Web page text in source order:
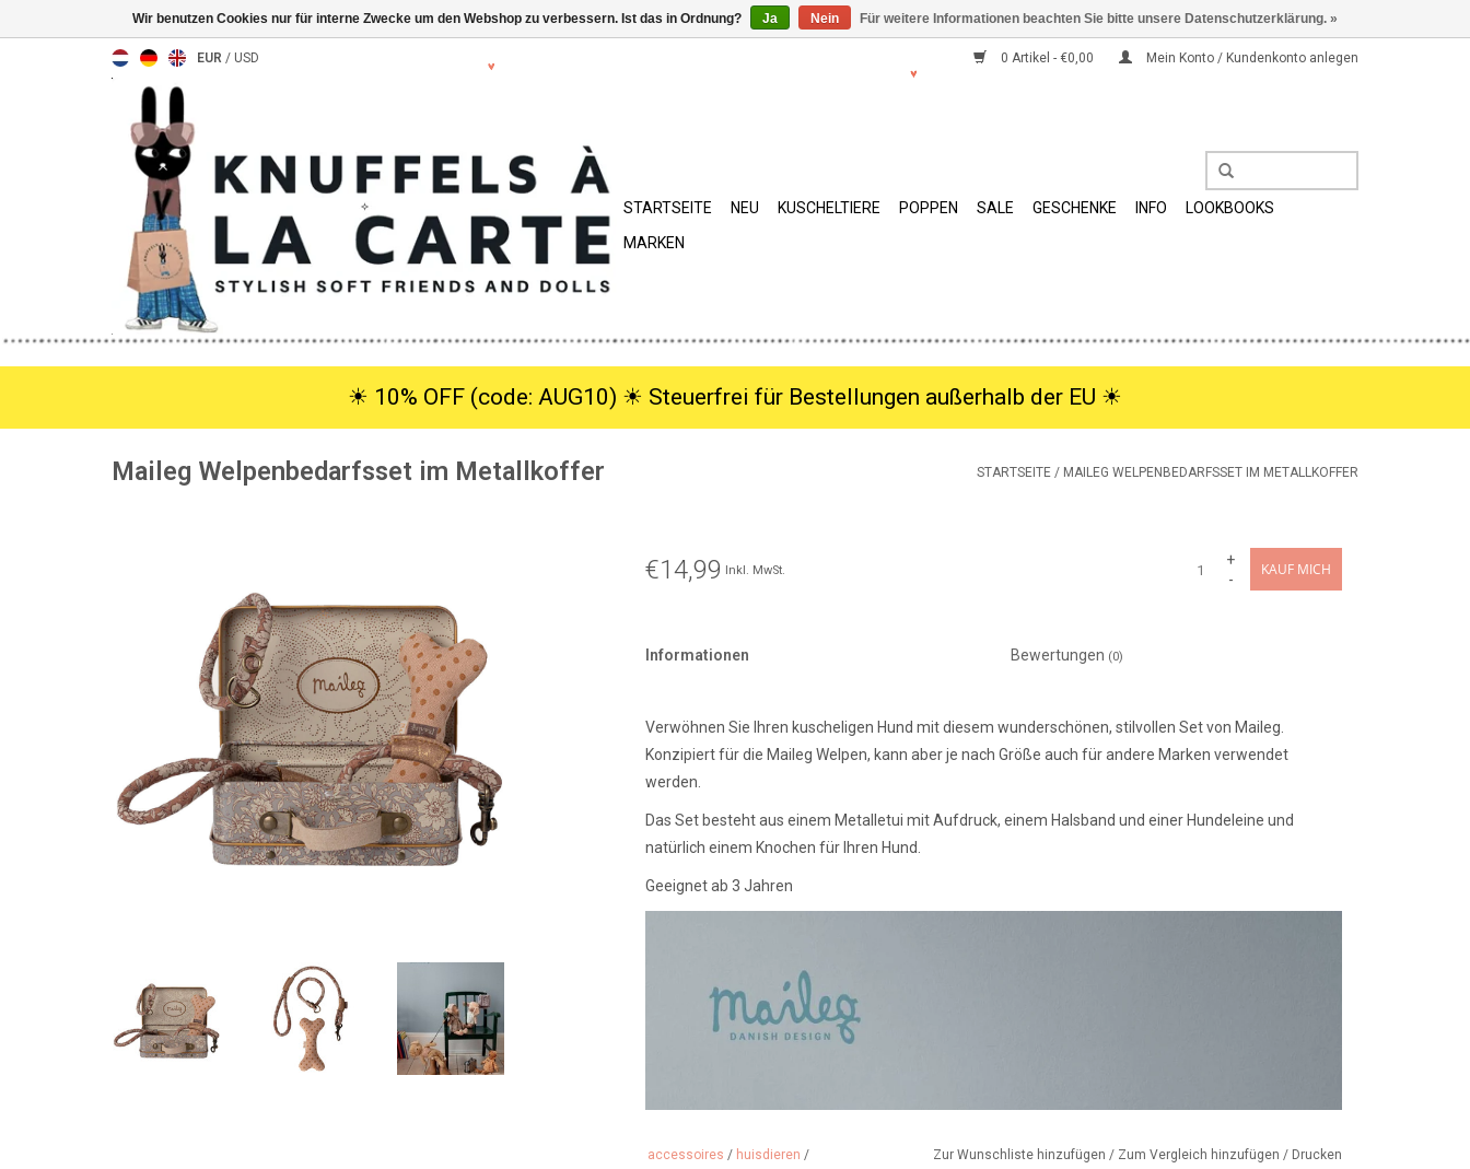
EUR / USD 0 Artikel - €0,00 Mein Konto / Kundenkonto anlegen
STARTSEITE NEU KUSCHELTIERE POPPEN SALE GESCHENKE INFO
LOOKBOOKS
MARKEN
☀︎ 10% OFF (code: AUG10) ☀︎ Steuerfrei für Bestellungen außerhalb der EU ☀︎
Maileg Welpenbedarfsset im Metallkoffer STARTSEITE / MAILEG WELPENBEDARFSSET IM METALLKOFFER
€14,99 Inkl. MwSt.
+
-
KAUF MICH
Informationen Bewertungen (0)
Verwöhnen Sie Ihren kuscheligen Hund mit diesem wunderschönen, stilvollen Set von Maileg.
Konzipiert für die Maileg Welpen, kann aber je nach Größe auch für andere Marken verwendet
werden.
Das Set besteht aus einem Metalletui mit Aufdruck, einem Halsband und einer Hundeleine und
natürlich einem Knochen für Ihren Hund.
Geeignet ab 3 Jahren
accessoires / huisdieren /
Zur Wunschliste hinzufügen / Zum Vergleich hinzufügen / Drucken
Wir benutzen Cookies nur für interne Zwecke um den Webshop zu verbessern. Ist das in Ordnung? Ja Nein Für weitere Informationen beachten Sie bitte unsere Datenschutzerklärung. »